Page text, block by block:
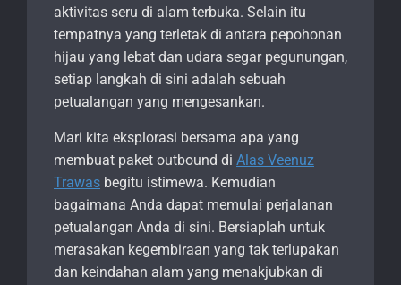
aktivitas seru di alam terbuka. Selain itu
tempatnya yang terletak di antara pepohonan
hijau yang lebat dan udara segar pegunungan,
setiap langkah di sini adalah sebuah
petualangan yang mengesankan.
Mari kita eksplorasi bersama apa yang
membuat paket outbound di Alas Veenuz
Trawas begitu istimewa. Kemudian
bagaimana Anda dapat memulai perjalanan
petualangan Anda di sini. Bersiaplah untuk
merasakan kegembiraan yang tak terlupakan
dan keindahan alam yang menakjubkan di